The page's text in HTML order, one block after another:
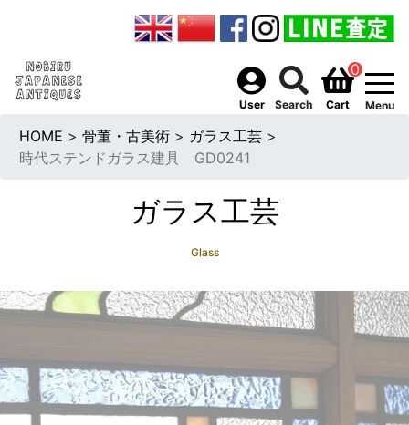
User Search
0
Cart Menu
HOME > 骨董・古美術 > ガラス工芸 >
時代ステンドガラス建具 GD0241
ガラス工芸
Glass